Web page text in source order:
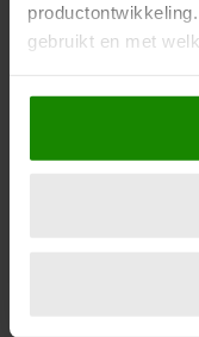
gebruikt en met
Als u het toestaat,
Informatie
locatie, die tot
scannen op
verwerkt en stel uw